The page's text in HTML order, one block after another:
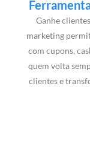
Ganhe
marketing
com cupons,
quem volta
clientes e